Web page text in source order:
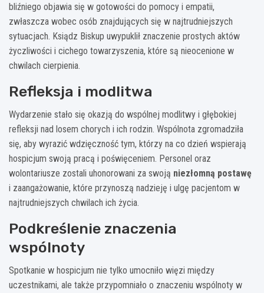
bliźniego objawia się w gotowości do pomocy i empatii,
zwłaszcza wobec osób znajdujących się w najtrudniejszych
sytuacjach. Ksiądz Biskup uwypuklił znaczenie prostych aktów
życzliwości i cichego towarzyszenia, które są nieocenione w
chwilach cierpienia.
Refleksja i modlitwa
Wydarzenie stało się okazją do wspólnej modlitwy i głębokiej
refleksji nad losem chorych i ich rodzin. Wspólnota zgromadziła
się, aby wyrazić wdzięczność tym, którzy na co dzień wspierają
hospicjum swoją pracą i poświęceniem. Personel oraz
wolontariusze zostali uhonorowani za swoją niezłomną postawę
i zaangażowanie, które przynoszą nadzieję i ulgę pacjentom w
najtrudniejszych chwilach ich życia.
Podkreślenie znaczenia
wspólnoty
Spotkanie w hospicjum nie tylko umocniło więzi między
uczestnikami, ale także przypomniało o znaczeniu wspólnoty w